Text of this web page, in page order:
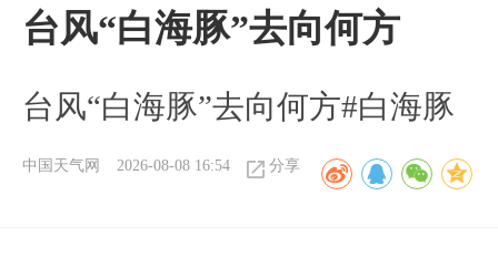
台风“白海豚”去向何方
台风“白海豚”去向何方#白海豚
中国天气网 2026-08-08 16:54 分享